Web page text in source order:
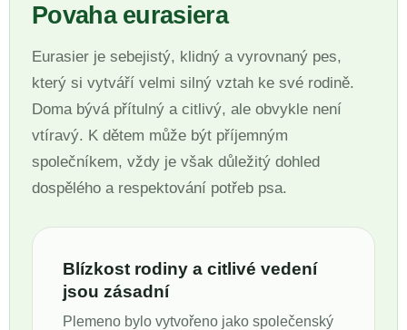
Povaha eurasiera
Eurasier je sebejistý, klidný a vyrovnaný pes,
který si vytváří velmi silný vztah ke své rodině.
Doma bývá přítulný a citlivý, ale obvykle není
vtíravý. K dětem může být příjemným
společníkem, vždy je však důležitý dohled
dospělého a respektování potřeb psa.
Blízkost rodiny a citlivé vedení
jsou zásadní
Plemeno bylo vytvořeno jako společenský